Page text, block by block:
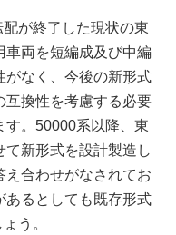
が終了した現状の東
車両を短編成及び中編
がなく、今後の新形式
互換性を考慮する必要
す。50000系以降、東
新形式を設計製造し
え合わせがなされてお
あるとしても既存形式
う。